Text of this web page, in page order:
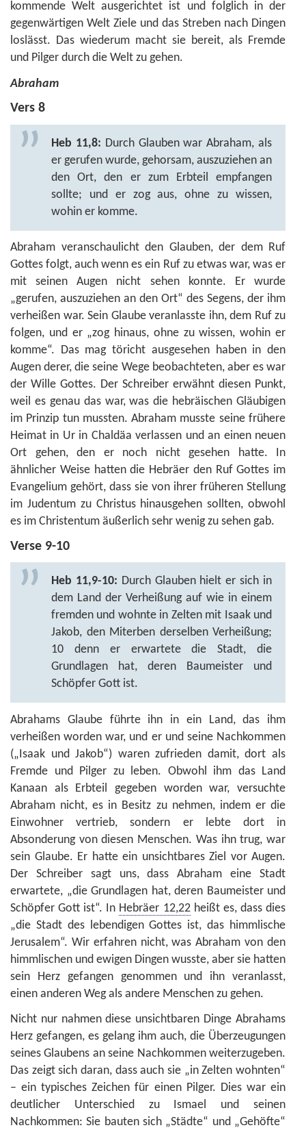
kommende Welt ausgerichtet ist und folglich in der
gegenwärtigen Welt Ziele und das Streben nach Dingen
loslässt. Das wiederum macht sie bereit, als Fremde
und Pilger durch die Welt zu gehen.
Abraham
Vers 8
Heb 11,8: Durch Glauben war Abraham, als
er gerufen wurde, gehorsam, auszuziehen an
den Ort, den er zum Erbteil empfangen
sollte; und er zog aus, ohne zu wissen,
wohin er komme.
Abraham veranschaulicht den Glauben, der dem Ruf
Gottes folgt, auch wenn es ein Ruf zu etwas war, was er
mit seinen Augen nicht sehen konnte. Er wurde
„gerufen, auszuziehen an den Ort“ des Segens, der ihm
verheißen war. Sein Glaube veranlasste ihn, dem Ruf zu
folgen, und er „zog hinaus, ohne zu wissen, wohin er
komme“. Das mag töricht ausgesehen haben in den
Augen derer, die seine Wege beobachteten, aber es war
der Wille Gottes. Der Schreiber erwähnt diesen Punkt,
weil es genau das war, was die hebräischen Gläubigen
im Prinzip tun mussten. Abraham musste seine frühere
Heimat in Ur in Chaldäa verlassen und an einen neuen
Ort gehen, den er noch nicht gesehen hatte. In
ähnlicher Weise hatten die Hebräer den Ruf Gottes im
Evangelium gehört, dass sie von ihrer früheren Stellung
im Judentum zu Christus hinausgehen sollten, obwohl
es im Christentum äußerlich sehr wenig zu sehen gab.
Verse 9-10
Heb 11,9-10: Durch Glauben hielt er sich in
dem Land der Verheißung auf wie in einem
fremden und wohnte in Zelten mit Isaak und
Jakob, den Miterben derselben Verheißung;
10 denn er erwartete die Stadt, die
Grundlagen hat, deren Baumeister und
Schöpfer Gott ist.
Abrahams Glaube führte ihn in ein Land, das ihm
verheißen worden war, und er und seine Nachkommen
(„Isaak und Jakob“) waren zufrieden damit, dort als
Fremde und Pilger zu leben. Obwohl ihm das Land
Kanaan als Erbteil gegeben worden war, versuchte
Abraham nicht, es in Besitz zu nehmen, indem er die
Einwohner vertrieb, sondern er lebte dort in
Absonderung von diesen Menschen. Was ihn trug, war
sein Glaube. Er hatte ein unsichtbares Ziel vor Augen.
Der Schreiber sagt uns, dass Abraham eine Stadt
erwartete, „die Grundlagen hat, deren Baumeister und
Schöpfer Gott ist“. In Hebräer 12,22heißt es, dass dies
„die Stadt des lebendigen Gottes ist, das himmlische
Jerusalem“. Wir erfahren nicht, was Abraham von den
himmlischen und ewigen Dingen wusste, aber sie hatten
sein Herz gefangen genommen und ihn veranlasst,
einen anderen Weg als andere Menschen zu gehen.
Nicht nur nahmen diese unsichtbaren Dinge Abrahams
Herz gefangen, es gelang ihm auch, die Überzeugungen
seines Glaubens an seine Nachkommen weiterzugeben.
Das zeigt sich daran, dass auch sie „in Zelten wohnten“
– ein typisches Zeichen für einen Pilger. Dies war ein
deutlicher Unterschied zu Ismael und seinen
Nachkommen: Sie bauten sich „Städte“ und „Gehöfte“